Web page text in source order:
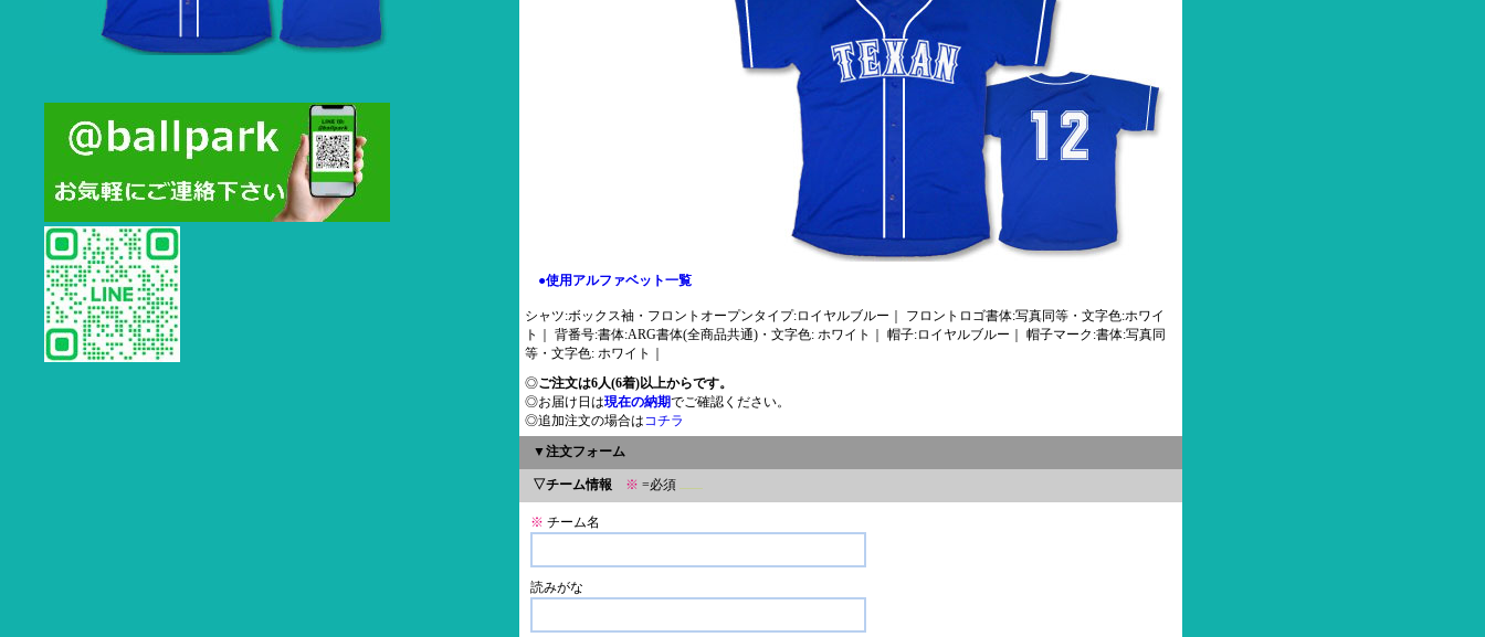
●使用アルファベット一覧
シャツ:ボックス袖・フロントオープンタイプ:ロイヤルブルー｜ フロントロゴ書体:写真同等・文字色:ホワイ
ト｜ 背番号:書体:ARG書体(全商品共通)・文字色: ホワイト｜ 帽子:ロイヤルブルー｜ 帽子マーク:書体:写真同
等・文字色: ホワイト｜
◎ご注文は6人(6着)以上からです。
◎お届け日は現在の納期でご確認ください。
◎追加注文の場合はコチラ
▼注文フォーム
▽チーム情報 ※ =必須
※ チーム名
読みがな